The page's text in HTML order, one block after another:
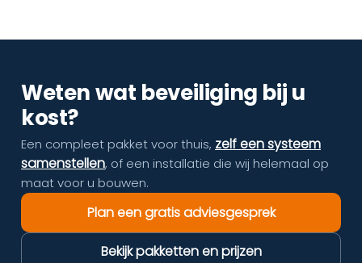
Weten wat beveiliging bij u
kost?
Een compleet pakket voor thuis, zelf een systeem
samenstellen, of een installatie die wij helemaal op
maat voor u bouwen.
Plan een gratis adviesgesprek
Bekijk pakketten en prijzen